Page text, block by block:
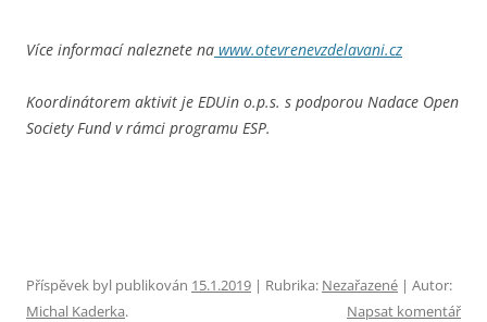
Více informací naleznete na www.otevrenevzdelavani.cz
Koordinátorem aktivit je EDUin o.p.s. s podporou Nadace Open
Society Fund v rámci programu ESP.
Příspěvek byl publikován 15.1.2019 | Rubrika: Nezařazené | Autor:
Michal Kaderka. Napsat komentář